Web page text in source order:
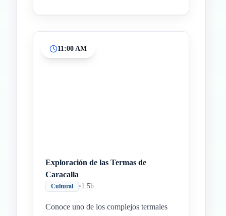
11:00 AM
Exploración de las Termas de
Caracalla
Cultural •1.5h
Conoce uno de los complejos termales